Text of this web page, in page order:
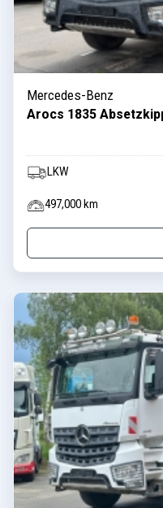
Mercedes-Benz
Arocs 1835
LKW
497,000 km